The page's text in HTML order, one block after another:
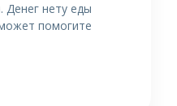
нету еды
помогите